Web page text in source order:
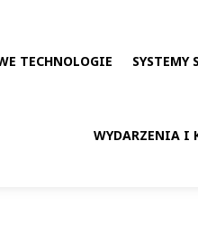
TECHNOLOGIE SYSTEMY
WYDARZENIA I